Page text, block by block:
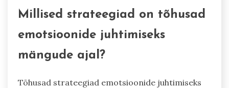
Millised strateegiad on tõhusad
emotsioonide juhtimiseks
mängude ajal?
Tõhusad strateegiad emotsioonide juhtimiseks